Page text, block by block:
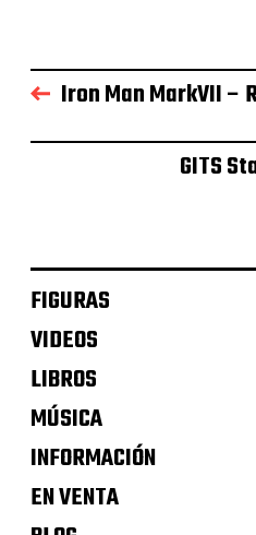
Iron Man MarkVII –
GITS
FIGURAS
VIDEOS
LIBROS
MÚSICA
INFORMACIÓN
EN VENTA